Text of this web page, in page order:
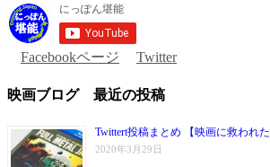
Facebookページ Twitter
映画ブログ 最近の投稿
Twittert投稿まとめ 【映画に救われ
2020年3月29日